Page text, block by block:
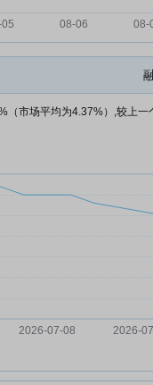
（市场平均为4.37%）,较上一